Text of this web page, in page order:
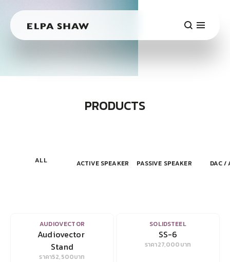
PRODUCTS
ALL ACTIVE SPEAKER PASSIVE SPEAKER DAC /
VIEW
AUDIOVECTOR
Audiovector
Stand
ราคา52,500บาท
VIEW
SOLIDSTEEL
SS-6
ราคา27,000บาท